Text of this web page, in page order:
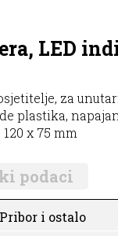
LED
za
plastika,
x 75 mm
podaci
i ostalo